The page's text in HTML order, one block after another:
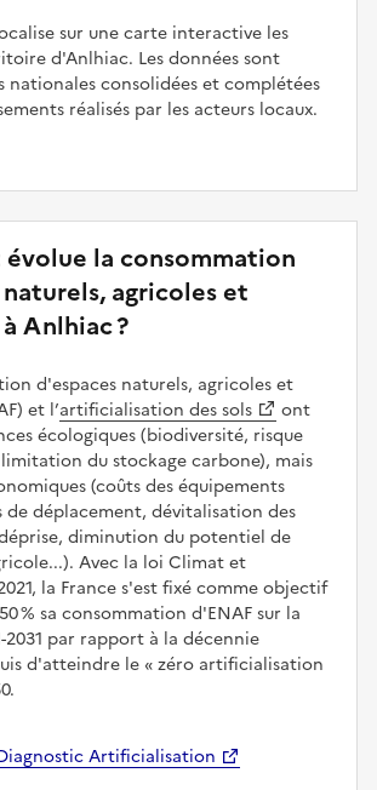
sur une carte interactive les
d'Anlhiac. Les données sont
nationales consolidées et complétées
réalisés par les acteurs locaux.
la consommation
agricoles et
Anlhiac ?
d'espaces naturels, agricoles et
et l’artificialisation des sols
ont
écologiques (biodiversité, risque
du stockage carbone), mais
(coûts des équipements
de déplacement, dévitalisation des
diminution du potentiel de
Avec la loi Climat et
la France s'est fixé comme objectif
% sa consommation d'ENAF sur la
2031 par rapport à la décennie
d'atteindre le
zéro artificialisation
Artificialisation